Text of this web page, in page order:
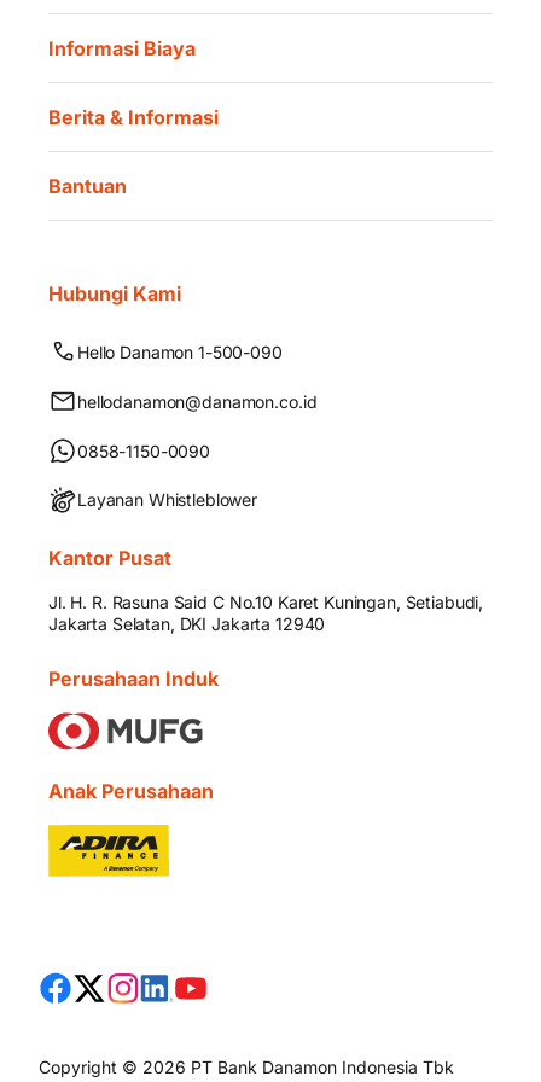
Informasi Biaya
Berita & Informasi
Bantuan
Hubungi Kami
Hello Danamon 1-500-090
hellodanamon@danamon.co.id
0858-1150-0090
Layanan Whistleblower
Kantor Pusat
Jl. H. R. Rasuna Said C No.10 Karet Kuningan, Setiabudi,
Jakarta Selatan, DKI Jakarta 12940
Perusahaan Induk
Anak Perusahaan
Copyright © 2026 PT Bank Danamon Indonesia Tbk